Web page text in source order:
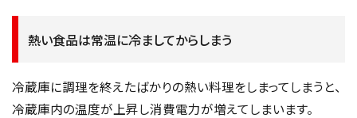
熱い食品は常温に冷ましてからしまう
冷蔵庫に調理を終えたばかりの熱い料理をしまってしまうと、
冷蔵庫内の温度が上昇し消費電力が増えてしまいます。